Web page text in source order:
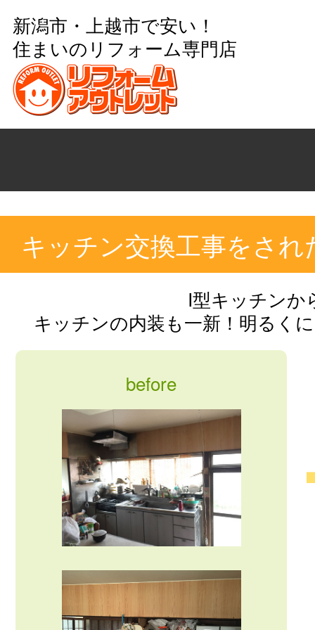
新潟市・上越市で安い！
住まいのリフォーム専門店
キッチン交換工事をさ
I型キッチンか
キッチンの内装も一新！明るく
before